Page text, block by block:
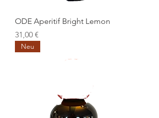
ODE Aperitif Bright Lemon
Preis
31,00 €
Neu